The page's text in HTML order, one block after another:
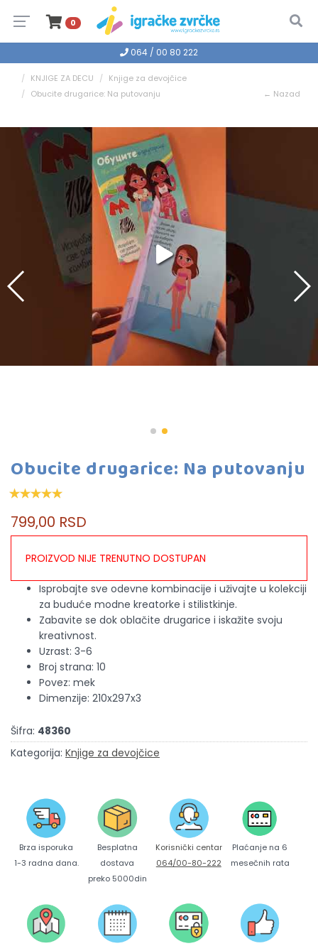
0
064 / 00 80 222
KNJIGE ZA DECU
Knjige za devojčice
Obucite drugarice: Na putovanju
← Nazad
Obucite drugarice: Na putovanju
799,00 RSD
PROIZVOD NIJE TRENUTNO DOSTUPAN
Isprobajte sve odevne kombinacije i uživajte u kolekciji
za buduće modne kreatorke i stilistkinje.
Zabavite se dok oblačite drugarice i iskažite svoju
kreativnost.
Uzrast: 3-6
Broj strana: 10
Povez: mek
Dimenzije: 210x297x3
Šifra: 48360
Kategorija: Knjige za devojčice
Brza isporuka
1-3 radna dana.
Besplatna
dostava
preko 5000din
Korisnički centar
064/00-80-222
Plaćanje na 6
mesečnih rata